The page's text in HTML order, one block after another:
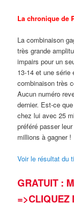
La chronique de
La combinaison
très grande
impairs pour un
13-14 et une
combinaison très
Aucun numéro
dernier. Est-ce
chez lui avec 25
préféré passer
millions à gagner !
Voir le résultat du
GRATUIT :
=>CLIQUEZ